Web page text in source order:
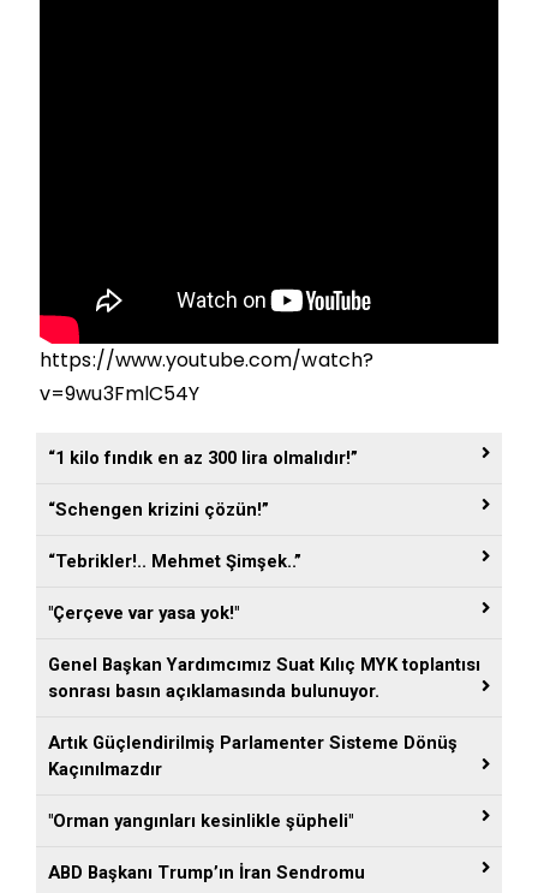
https://www.youtube.com/watch?
v=9wu3FmlC54Y
“1 kilo fındık en az 300 lira olmalıdır!”
“Schengen krizini çözün!”
“Tebrikler!.. Mehmet Şimşek..”
"Çerçeve var yasa yok!"
Genel Başkan Yardımcımız Suat Kılıç MYK toplantısı
sonrası basın açıklamasında bulunuyor.
Artık Güçlendirilmiş Parlamenter Sisteme Dönüş
Kaçınılmazdır
"Orman yangınları kesinlikle şüpheli"
ABD Başkanı Trump’ın İran Sendromu